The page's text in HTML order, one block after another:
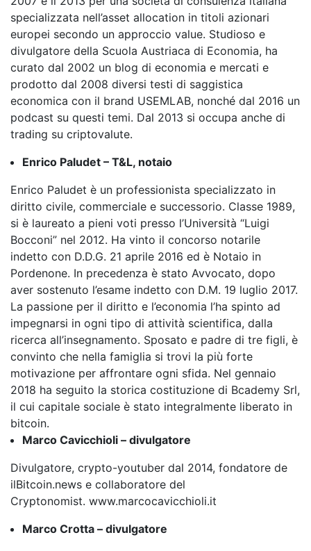
specializzata nell’asset allocation in titoli azionari
europei secondo un approccio value. Studioso e
divulgatore della Scuola Austriaca di Economia, ha
curato dal 2002 un blog di economia e mercati e
prodotto dal 2008 diversi testi di saggistica
economica con il brand USEMLAB, nonché dal 2016 un
podcast su questi temi. Dal 2013 si occupa anche di
trading su criptovalute.
Enrico Paludet – T&L, notaio
Enrico Paludet è un professionista specializzato in
diritto civile, commerciale e successorio. Classe 1989,
si è laureato a pieni voti presso l’Università “Luigi
Bocconi” nel 2012. Ha vinto il concorso notarile
indetto con D.D.G. 21 aprile 2016 ed è Notaio in
Pordenone. In precedenza è stato Avvocato, dopo
aver sostenuto l’esame indetto con D.M. 19 luglio 2017.
La passione per il diritto e l’economia l’ha spinto ad
impegnarsi in ogni tipo di attività scientifica, dalla
ricerca all’insegnamento. Sposato e padre di tre figli, è
convinto che nella famiglia si trovi la più forte
motivazione per affrontare ogni sfida. Nel gennaio
2018 ha seguito la storica costituzione di Bcademy Srl,
il cui capitale sociale è stato integralmente liberato in
bitcoin.
Marco Cavicchioli – divulgatore
Divulgatore, crypto-youtuber dal 2014, fondatore de
ilBitcoin.news e collaboratore del
Cryptonomist. www.marcocavicchioli.it
Marco Crotta – divulgatore